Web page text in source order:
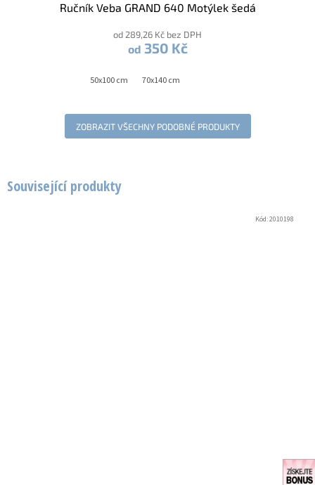
Související produkty
Kód:2010198
Ručník Veba GRAND 640 Motýlek šedá
od 289,26 Kč bez DPH
od 350 Kč
50x100 cm 70x140 cm
ZOBRAZIT VŠECHNY PODOBNÉ PRODUKTY